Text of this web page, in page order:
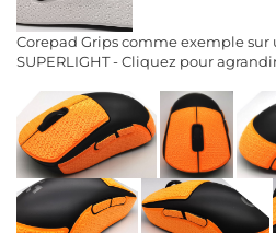
Corepad Grips comme exemple sur
SUPERLIGHT - Cliquez pour